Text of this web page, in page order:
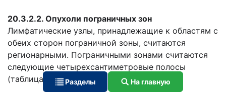
20.3.2.2. Опухоли пограничных зон
Лимфатические узлы, принадлежащие к областям с
обеих сторон пограничной зоны, считаются
регионарными. Пограничными зонами считаются
следующие четырехсантиметровые полосы
(таблица 20.2).Разделы На главную